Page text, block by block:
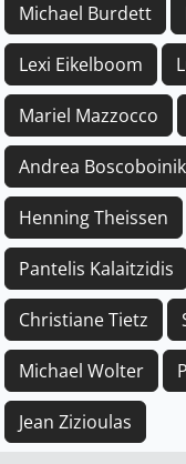
Michael Burdett
Lexi Eikelboom
Mariel Mazzocco
Andrea Boscoboinik
Henning Theissen
Pantelis Kalaitzidis
Christiane Tietz
Michael Wolter
Jean Zizioulas